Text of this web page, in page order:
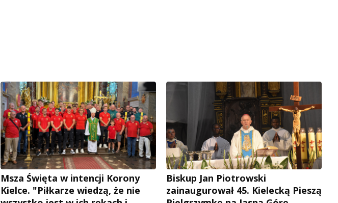
Msza Święta w intencji Korony
Kielce. "Piłkarze wiedzą, że nie
Biskup Jan Piotrowski
zainaugurował 45. Kielecką Pieszą